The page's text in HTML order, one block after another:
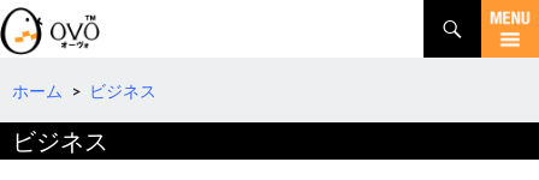
検
索
コ
テ
へ
ホーム > ビジネス
ビジネス